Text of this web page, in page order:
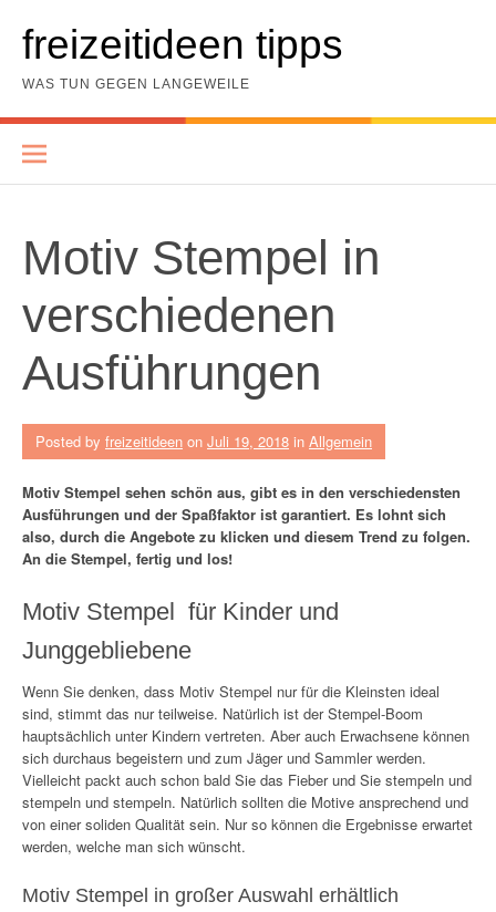
contentfreizeitideen tipps
WAS TUN GEGEN LANGEWEILE
Motiv Stempel in
verschiedenen
Ausführungen
Posted by freizeitideen on Juli 19, 2018 in Allgemein
Motiv Stempel sehen schön aus, gibt es in den verschiedensten
Ausführungen und der Spaßfaktor ist garantiert. Es lohnt sich
also, durch die Angebote zu klicken und diesem Trend zu folgen.
An die Stempel, fertig und los!
Motiv Stempel für Kinder und
Junggebliebene
Wenn Sie denken, dass Motiv Stempel nur für die Kleinsten ideal
sind, stimmt das nur teilweise. Natürlich ist der Stempel-Boom
hauptsächlich unter Kindern vertreten. Aber auch Erwachsene können
sich durchaus begeistern und zum Jäger und Sammler werden.
Vielleicht packt auch schon bald Sie das Fieber und Sie stempeln und
stempeln und stempeln. Natürlich sollten die Motive ansprechend und
von einer soliden Qualität sein. Nur so können die Ergebnisse erwartet
werden, welche man sich wünscht.
Motiv Stempel in großer Auswahl erhältlich